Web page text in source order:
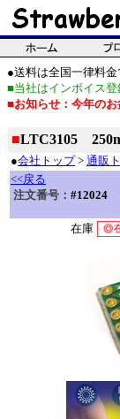
●送料は全国一律料
■当社はインボイス
■お知らせ：今年のお
■LTC3105
●会社トップ> 通販
<<戻る
注文番号： #12024
在庫